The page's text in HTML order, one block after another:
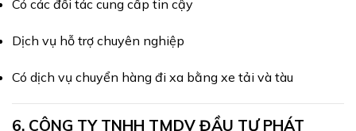
Có các đối tác cung cấp tin cậy
Dịch vụ hỗ trợ chuyên nghiệp
Có dịch vụ chuyển hàng đi xa bằng xe tải và tàu
6. CÔNG TY TNHH TMDV ĐẦU TƯ PHÁT